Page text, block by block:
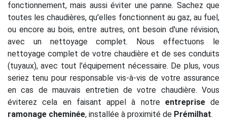
fonctionnement, mais aussi éviter une panne. Sachez que
toutes les chaudières, qu'elles fonctionnent au gaz, au fuel,
ou encore au bois, entre autres, ont besoin d'une révision,
avec un nettoyage complet. Nous effectuons le
nettoyage complet de votre chaudière et de ses conduits
(tuyaux), avec tout l'équipement nécessaire. De plus, vous
seriez tenu pour responsable vis-à-vis de votre assurance
en cas de mauvais entretien de votre chaudière. Vous
éviterez cela en faisant appel à notre entreprisede
ramonage cheminée, installée à proximité de Prémilhat.